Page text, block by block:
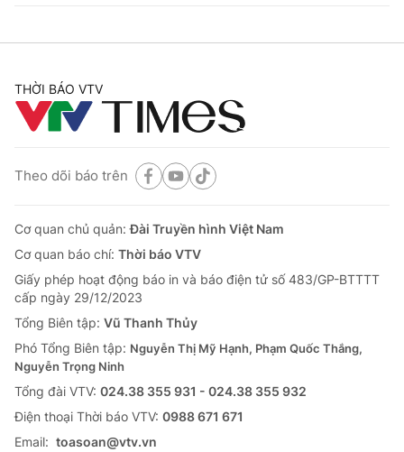
THỜI BÁO VTV
Theo dõi báo trên
Cơ quan chủ quản:Đài Truyền hình Việt Nam
Cơ quan báo chí: Thời báo VTV
Giấy phép hoạt động báo in và báo điện tử số 483/GP-BTTTT
cấp ngày 29/12/2023
Tổng Biên tập: Vũ Thanh Thủy
Phó Tổng Biên tập: Nguyễn Thị Mỹ Hạnh, Phạm Quốc Thắng,
Nguyễn Trọng Ninh
Tổng đài VTV: 024.38 355 931 - 024.38 355 932
Ðiện thoại Thời báo VTV: 0988 671 671
Email: toasoan@vtv.vn